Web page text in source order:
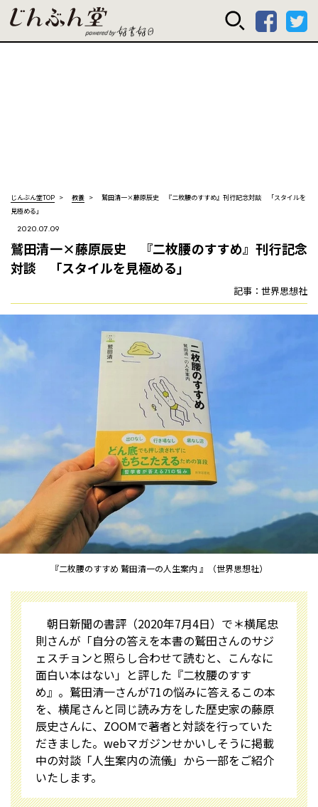
じんぶん堂
じんぶん堂TOP 教養
鷲田清一×藤原辰史 『二枚腰のすすめ』刊行記念対談 「スタイルを
見極める」
2020.07.09
鷲田清一×藤原辰史 『二枚腰のすすめ』刊行記念
対談 「スタイルを見極める」
記事：世界思想社
『二枚腰のすすめ 鷲田清一の人生案内 』（世界思想社）
朝日新聞の書評（2020年7月4日）で＊横尾忠
則さんが「自分の答えを本書の鷲田さんのサジ
ェスチョンと照らし合わせて読むと、こんなに
面白い本はない」と評した『二枚腰のすす
め』。鷲田清一さんが71の悩みに答えるこの本
を、横尾さんと同じ読み方をした歴史家の藤原
辰史さんに、ZOOMで著者と対談を行っていた
だきました。webマガジンせかいしそうに掲載
中の対談「人生案内の流儀」から一部をご紹介
いたします。